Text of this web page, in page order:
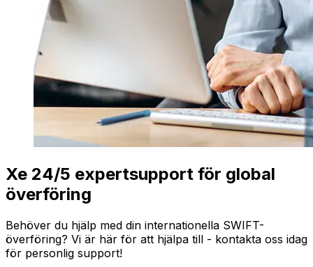
Xe 24/5 expertsupport för global
överföring
Behöver du hjälp med din internationella SWIFT-
överföring? Vi är här för att hjälpa till - kontakta oss idag
för personlig support!